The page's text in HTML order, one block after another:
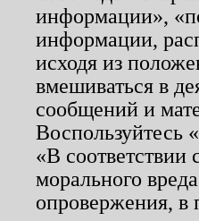
информации»,
информации,
исходя из
вмешиваться в
сообщений и
Воспользуйтесь
«В
морального
опровержения, в